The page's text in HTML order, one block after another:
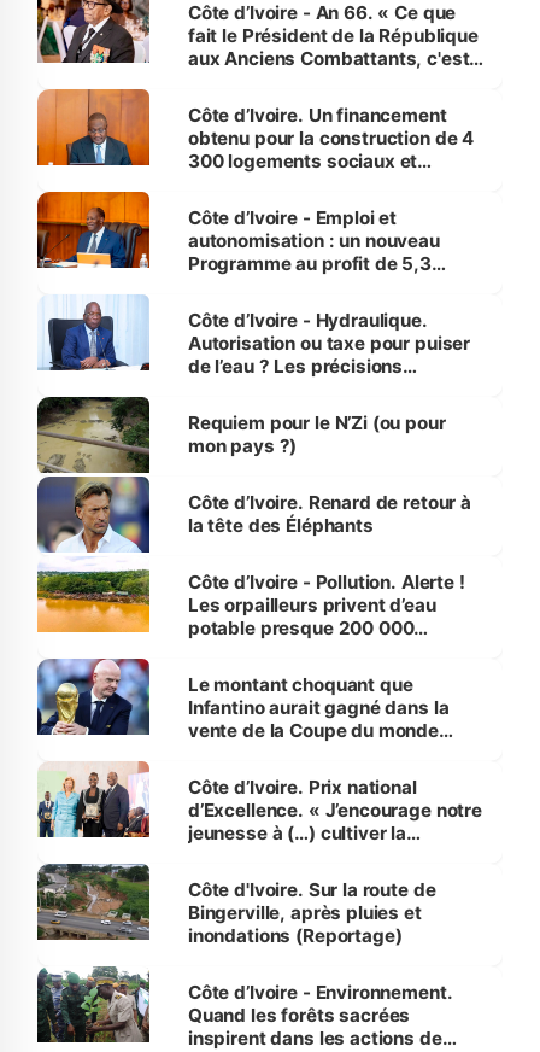
Côte d’Ivoire - An 66. « Ce que
fait le Président de la République
aux Anciens Combattants, c'est
Côte d’Ivoire. Un financement
obtenu pour la construction de 4
300 logements sociaux et
et Yamoussoukro
Côte d’Ivoire - Emploi et
autonomisation : un nouveau
Programme au profit de 5,3
Côte d’Ivoire - Hydraulique.
Autorisation ou taxe pour puiser
de l’eau ? Les précisions
Requiem pour le N’Zi (ou pour
mon pays ?)
Côte d’Ivoire. Renard de retour à
la tête des Éléphants
Côte d’Ivoire - Pollution. Alerte !
Les orpailleurs privent d’eau
potable presque 200 000
Le montant choquant que
Infantino aurait gagné dans la
vente de la Coupe du monde
Côte d’Ivoire. Prix national
d’Excellence. « J’encourage notre
jeunesse à (…) cultiver la
(Alassane Ouattara
Côte d'Ivoire. Sur la route de
Bingerville, après pluies et
inondations (Reportage)
Côte d’Ivoire - Environnement.
Quand les forêts sacrées
inspirent dans les actions de